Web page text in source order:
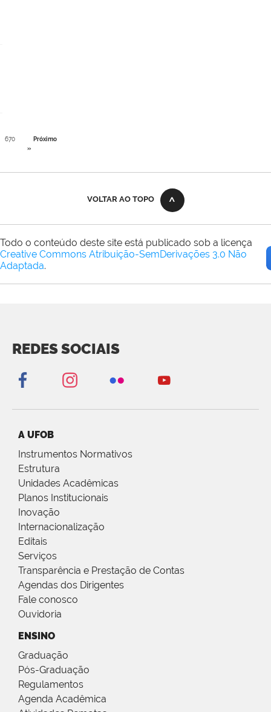
670
Próximo
»
VOLTAR AO TOPO
Todo o conteúdo deste site está publicado sob a licença
Creative Commons Atribuição-SemDerivações 3.0 Não
Adaptada.
REDES SOCIAIS
A UFOB
Instrumentos Normativos
Estrutura
Unidades Acadêmicas
Planos Institucionais
Inovação
Internacionalização
Editais
Serviços
Transparência e Prestação de Contas
Agendas dos Dirigentes
Fale conosco
Ouvidoria
ENSINO
Graduação
Pós-Graduação
Regulamentos
Agenda Acadêmica